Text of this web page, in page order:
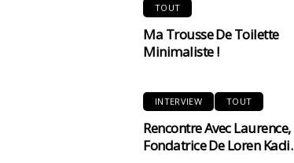
TOUT
Ma Trousse De Toilette
Minimaliste !
INTERVIEW TOUT
Rencontre Avec Laurence,
Fondatrice De Loren Kadi.